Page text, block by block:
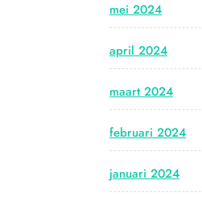
mei 2024
april 2024
maart 2024
februari 2024
januari 2024